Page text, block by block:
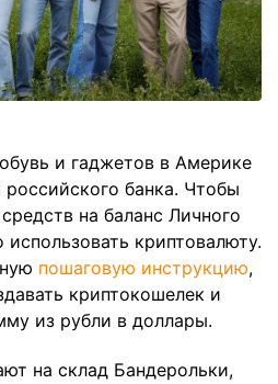
и гаджетов в Америке
банка. Чтобы
на баланс Личного
криптовалюту.
пошаговую инструкцию,
криптокошелек и
из рубли в доллары.
на склад Бандерольки,